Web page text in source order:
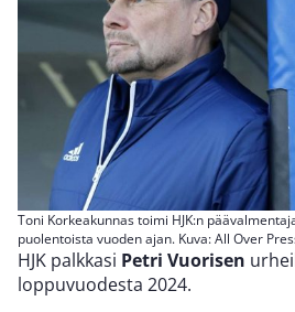
Toni Korkeakunnas toimi HJK:n
puolentoista vuoden ajan. Kuva: All Over
HJK palkkasi Petri Vuorisen
loppuvuodesta 2024.